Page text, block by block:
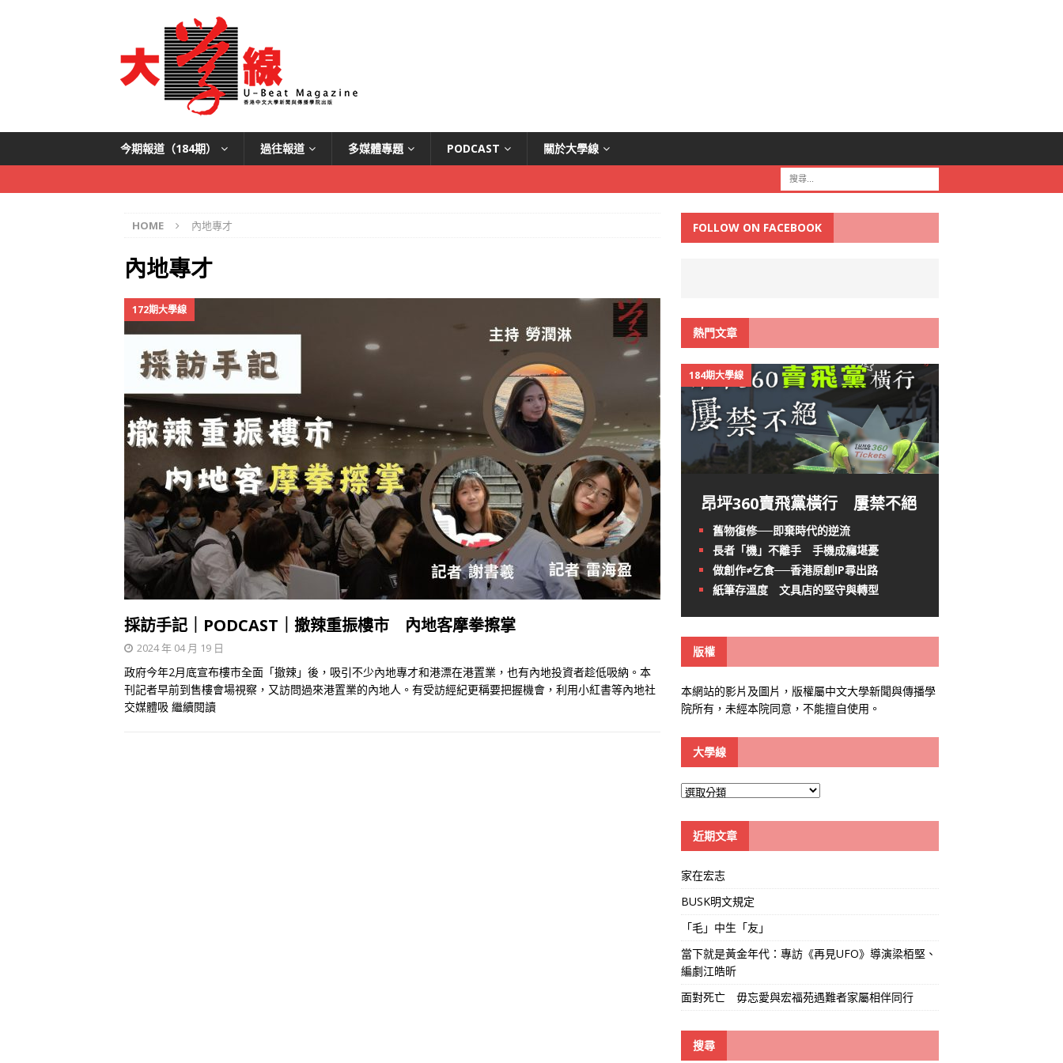
今期報道（184期） 過往報道 多媒體專題 PODCAST 關於大學線
HOME 內地專才
內地專才
172期大學線
採訪手記｜PODCAST｜撤辣重振樓市 內地客摩拳擦掌
2024 年 04 月 19 日
政府今年2月底宣布樓市全面「撤辣」後，吸引不少內地專才和港漂在港置業，也有內地投資者趁低吸納。本
刊記者早前到售樓會場視察，又訪問過來港置業的內地人。有受訪經紀更稱要把握機會，利用小紅書等內地社
交媒體吸 繼續閱讀
FOLLOW ON FACEBOOK
熱門文章
184期大學線
昂坪360賣飛黨橫行 屢禁不絕
舊物復修──即棄時代的逆流
長者「機」不離手 手機成癮堪憂
做創作≠乞食──香港原創IP尋出路
紙筆存溫度 文具店的堅守與轉型
版權
本網站的影片及圖片，版權屬中文大學新聞與傳播學
院所有，未經本院同意，不能擅自使用。
大學線
大
線
近期文章
家在宏志
BUSK明文規定
「毛」中生「友」
當下就是黃金年代：專訪《再見UFO》導演梁栢堅、
編劇江皓昕
面對死亡 毋忘愛與宏福苑遇難者家屬相伴同行
搜尋